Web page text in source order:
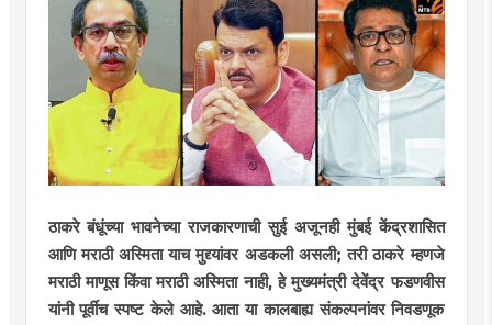
ठाकरे बंधूंच्या भावनेच्या राजकारणाची सुई अजूनही मुंबई केंद्रशासित
आणि मराठी अस्मिता याच मुद्द्यांवर अडकली असली; तरी ठाकरे म्हणजे
मराठी माणूस किंवा मराठी अस्मिता नाही, हे मुख्यमंत्री देवेंद्र फडणवीस
यांनी पूर्वीच स्पष्ट केले आहे. आता या कालबाह्य संकल्पनांवर निवडणूक